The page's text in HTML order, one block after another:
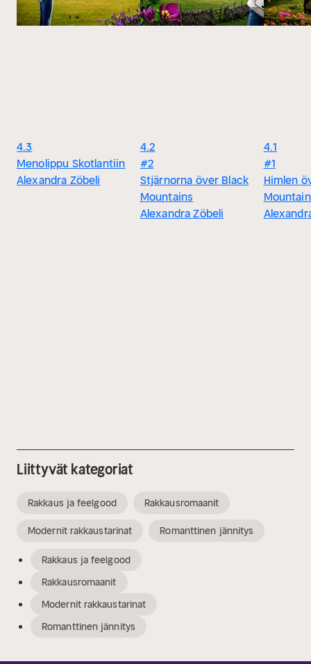
4.3
Menolippu Skotlantiin
Alexandra Zöbeli
4.2
#2
Stjärnorna över Black
Mountains
Alexandra Zöbeli
4.1
#1
Himlen
Liittyvät kategoriat
Rakkaus ja feelgood Rakkausromaanit
Modernit rakkaustarinat Romanttinen jännitys
Rakkaus ja feelgood
Rakkausromaanit
Modernit rakkaustarinat
Romanttinen jännitys